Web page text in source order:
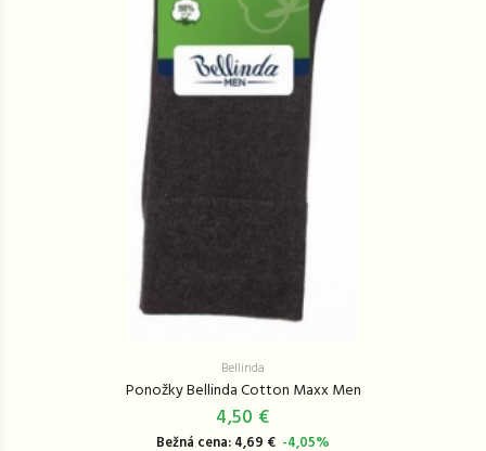
Bellinda
Ponožky Bellinda Cotton Maxx Men
4,50 €
Bežná cena: 4,69 € -4,05%